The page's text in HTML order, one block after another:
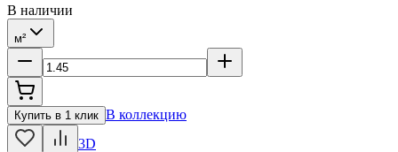
В наличии
м²
Купить в 1 клик В коллекцию
3D